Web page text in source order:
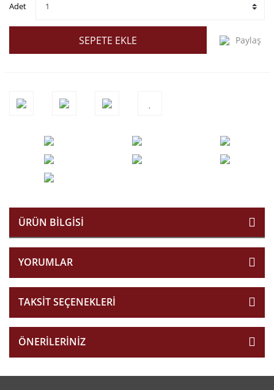
Adet
SEPETE EKLE Paylaş
ÜRÜN BILGISI
YORUMLAR
TAKSIT SEÇENEKLERI
ÖNERILERINIZ